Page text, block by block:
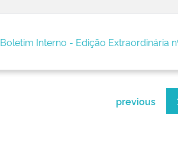
Boletim Interno - Edição Extraordinária
previous